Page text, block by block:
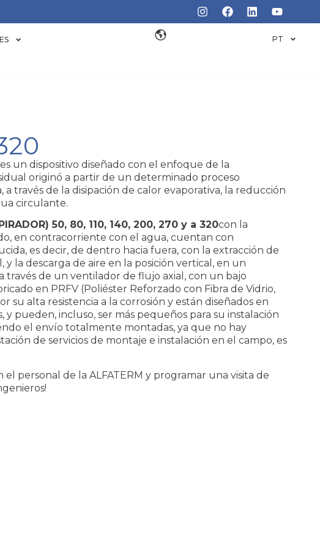
PT
un dispositivo diseñado con el enfoque de la
originó a partir de un determinado proceso
a través de la disipación de calor evaporativa, la reducción
circulante.
50, 80, 110, 140, 200, 270 y a 320con la
en contracorriente con el agua, cuentan con
es decir, de dentro hacia fuera, con la extracción de
y la descarga de aire en la posición vertical, en un
través de un ventilador de flujo axial, con un bajo
en PRFV (Poliéster Reforzado con Fibra de Vidrio,
su alta resistencia a la corrosión y están diseñados en
y pueden, incluso, ser más pequeños para su instalación
el envío totalmente montadas, ya que no hay
de servicios de montaje e instalación en el campo, es
personal de la ALFATERM y programar una visita de